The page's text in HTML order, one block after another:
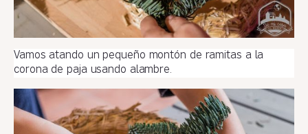
Vamos atando un pequeño montón de ramitas a la
corona de paja usando alambre.